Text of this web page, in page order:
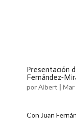
Presentación
Fernández-
porAlbert | Mar
Con Juan